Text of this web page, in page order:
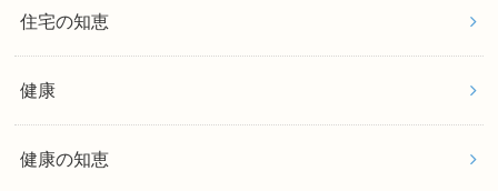
住宅の知恵
健康
健康の知恵